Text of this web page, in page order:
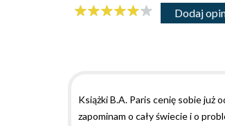
Dodaj
Książki B.A. Paris cenię sobie już
zapominam o cały świecie i o